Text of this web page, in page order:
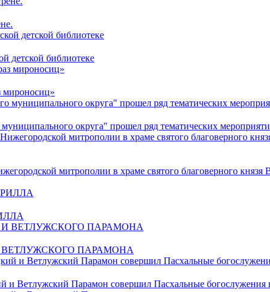
детской библиотеке
мироносиц»
округа" прошел ряд тематических
митрополии в храме святого благоверного
ПАРАМОНА
и Ветлужский Парамон совершил Пасхальные